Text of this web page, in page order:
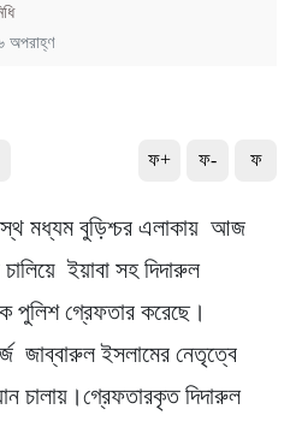
অপরাহ্ণ
ফ+ ফ- ফ
মধ্যম বুড়িশ্চর এলাকায় আজ
ইয়াবা সহ দিদারুল
গ্রেফতার করেছে।
জাব্বারুল ইসলামের নেতৃত্বে
চালায়।গ্রেফতারকৃত দিদারুল